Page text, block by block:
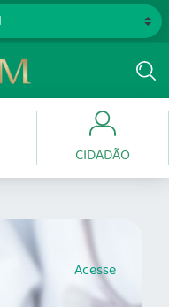
CIDADÃO
Acesse